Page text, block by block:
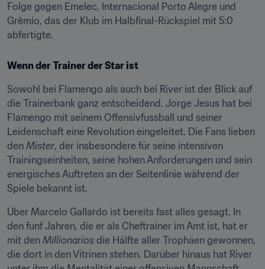
Folge gegen Emelec, Internacional Porto Alegre und
Grêmio, das der Klub im Halbfinal-Rückspiel mit 5:0
abfertigte.
Wenn der Trainer der Star ist
Sowohl bei Flamengo als auch bei River ist der Blick auf
die Trainerbank ganz entscheidend. Jorge Jesus hat bei
Flamengo mit seinem Offensivfussball und seiner
Leidenschaft eine Revolution eingeleitet. Die Fans lieben
den Mister, der insbesondere für seine intensiven
Trainingseinheiten, seine hohen Anforderungen und sein
energisches Auftreten an der Seitenlinie während der
Spiele bekannt ist.
Über Marcelo Gallardo ist bereits fast alles gesagt. In
den fünf Jahren, die er als Cheftrainer im Amt ist, hat er
mit den Millionarios die Hälfte aller Trophäen gewonnen,
die dort in den Vitrinen stehen. Darüber hinaus hat River